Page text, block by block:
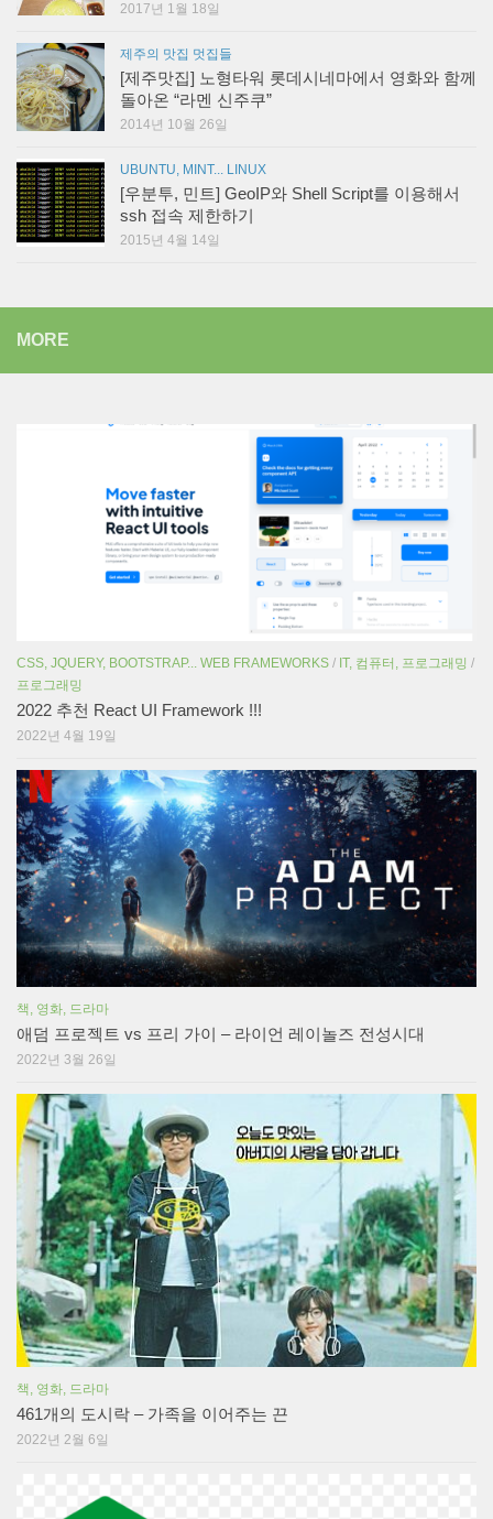
2017년 1월 18일
제주의 맛집 멋집들
[제주맛집] 노형타워 롯데시네마에서 영화와 함께
돌아온 “라멘 신주쿠”
2014년 10월 26일
UBUNTU, MINT... LINUX
[우분투, 민트] GeoIP와 Shell Script를 이용해서
ssh 접속 제한하기
2015년 4월 14일
MORE
CSS, JQUERY, BOOTSTRAP... WEB FRAMEWORKS / IT, 컴퓨터, 프로그래밍 /
프로그래밍
2022 추천 React UI Framework !!!
2022년 4월 19일
책, 영화, 드라마
애덤 프로젝트 vs 프리 가이 – 라이언 레이놀즈 전성시대
2022년 3월 26일
책, 영화, 드라마
461개의 도시락 – 가족을 이어주는 끈
2022년 2월 6일